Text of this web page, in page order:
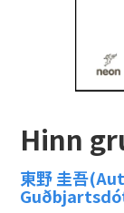
Hinn
東野 圭吾